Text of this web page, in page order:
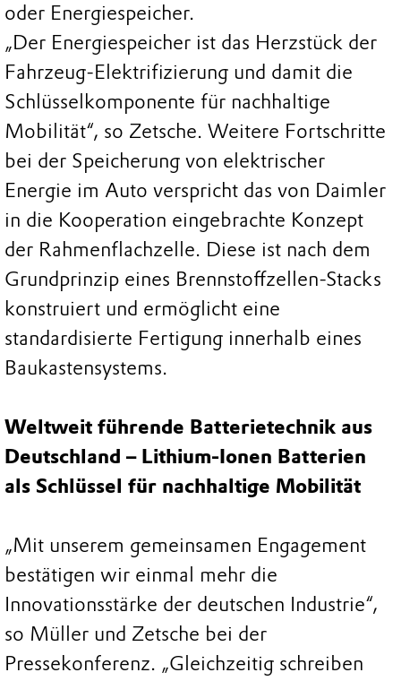
oder Energiespeicher.
„Der Energiespeicher ist das Herzstück der
Fahrzeug-Elektrifizierung und damit die
Schlüsselkomponente für nachhaltige
Mobilität“, so Zetsche. Weitere Fortschritte
bei der Speicherung von elektrischer
Energie im Auto verspricht das von Daimler
in die Kooperation eingebrachte Konzept
der Rahmenflachzelle. Diese ist nach dem
Grundprinzip eines Brennstoffzellen-Stacks
konstruiert und ermöglicht eine
standardisierte Fertigung innerhalb eines
Baukastensystems.
Weltweit führende Batterietechnik aus
Deutschland – Lithium-Ionen Batterien
als Schlüssel für nachhaltige Mobilität
„Mit unserem gemeinsamen Engagement
bestätigen wir einmal mehr die
Innovationsstärke der deutschen Industrie“,
so Müller und Zetsche bei der
Pressekonferenz. „Gleichzeitig schreiben